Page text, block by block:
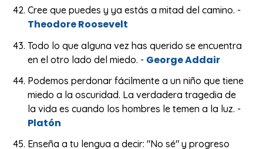
Cree que puedes y ya estás a mitad del camino. -
Theodore Roosevelt
Todo lo que alguna vez has querido se encuentra
en el otro lado del miedo. - George Addair
Podemos perdonar fácilmente a un niño que tiene
miedo a la oscuridad. La verdadera tragedia de
la vida es cuando los hombres le temen a la luz. -
Platón
Enseña a tu lengua a decir: "No sé" y progreso